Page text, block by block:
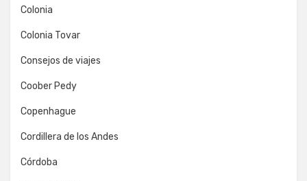
Colonia
Colonia Tovar
Consejos de viajes
Coober Pedy
Copenhague
Cordillera de los Andes
Córdoba